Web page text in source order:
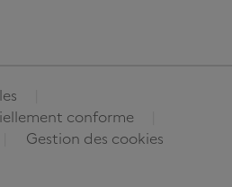
conforme
Gestion des cookies